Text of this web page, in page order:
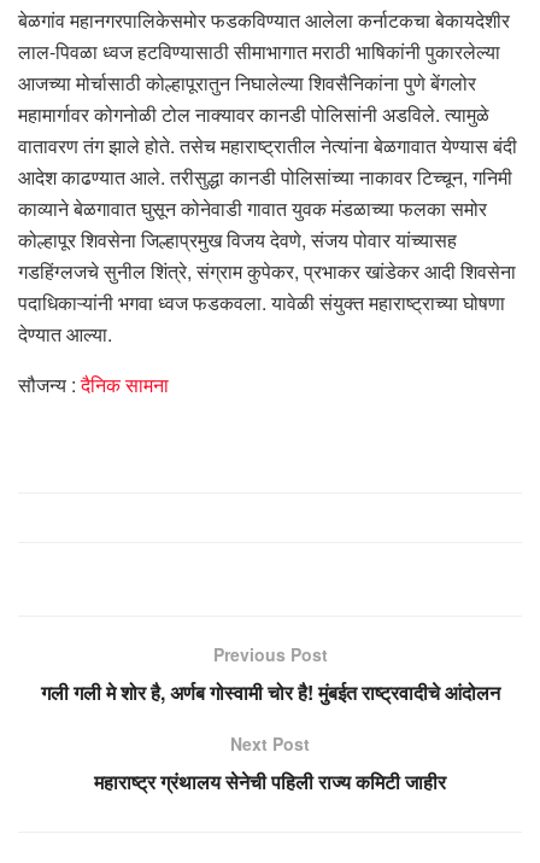
बेळगांव महानगरपालिकेसमोर फडकविण्यात आलेला कर्नाटकचा बेकायदेशीर
लाल-पिवळा ध्वज हटविण्यासाठी सीमाभागात मराठी भाषिकांनी पुकारलेल्या
आजच्या मोर्चासाठी कोल्हापूरातुन‌ निघालेल्या शिवसैनिकांना पुणे बेंगलोर
महामार्गावर कोगनोळी टोल नाक्यावर कानडी पोलिसांनी अडविले. त्यामुळे
वातावरण तंग झाले होते. तसेच महाराष्ट्रातील नेत्यांना बेळगावात येण्यास बंदी
आदेश काढण्यात आले. तरीसुद्धा कानडी पोलिसांच्या नाकावर टिच्चून, गनिमी
काव्याने बेळगावात घुसून कोनेवाडी गावात युवक मंडळाच्या फलका समोर
कोल्हापूर शिवसेना जिल्हाप्रमुख विजय देवणे, संजय पोवार यांच्यासह
गडहिंग्लजचे सुनील शिंत्रे, संग्राम कुपेकर, प्रभाकर खांडेकर आदी शिवसेना
पदाधिकाऱ्यांनी भगवा ध्वज फडकवला. यावेळी संयुक्त महाराष्ट्राच्या घोषणा
देण्यात आल्या.
सौजन्य :दैनिक सामना
Previous Post
गली गली मे शोर है, अर्णब गोस्वामी चोर है! मुंबईत राष्ट्रवादीचे आंदोलन
Next Post
महाराष्ट्र ग्रंथालय सेनेची पहिली राज्य कमिटी जाहीर